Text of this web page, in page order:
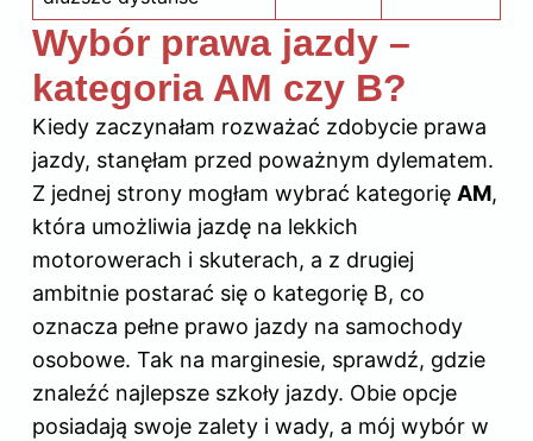
Wybór prawa jazdy –
kategoria AM czy B?
Kiedy zaczynałam rozważać zdobycie prawa
jazdy, stanęłam przed poważnym dylematem.
Z jednej strony mogłam wybrać kategorię AM,
która umożliwia jazdę na lekkich
motorowerach i skuterach, a z drugiej
ambitnie postarać się o kategorię B, co
oznacza pełne prawo jazdy na samochody
osobowe. Tak na marginesie, sprawdź, gdzie
znaleźć najlepsze szkoły jazdy. Obie opcje
posiadają swoje zalety i wady, a mój wybór w